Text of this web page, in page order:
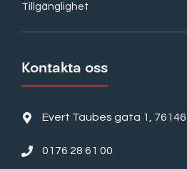
Tillgänglighet
Kontakta oss
Evert Taubes gata 1,
0176 28 61 00